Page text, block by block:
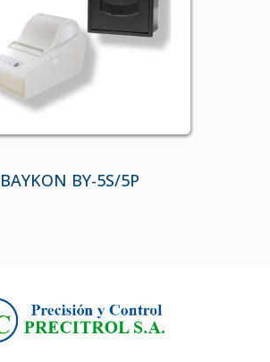
BAYKON BY-5S/5P